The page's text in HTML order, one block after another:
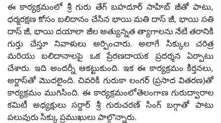
ఈ కార్యక్రమంలో​ శ్రీ గురు తేగ్ బహదూర్ సాహిబ్ జీతో పాటు,
ధర్మరక్షణ కోసం బలిదానం చేసిన భాయి మతి దాస్ జీ, భాయి సతి
దాస్ జీ, భాయి దయాలా జీల అత్యున్నత త్యాగాలను నేటి తరానికి
గుర్తు చేస్తూ నివాళులు అర్పించారు. అలాగే ​సిక్కుల చరిత్ర
మరియు బలిదానాలపై ఒక ప్రేరణదాయక ప్రదర్శన ఏర్పాటు
చేశారు. ఇది అందర్నీ ఆకట్టుకుంది. ఇక ఈ కార్యక్రమం కీర్తనలు,
అర్దాస్‌తో మొదలైంది. చివరికి గురుకా లంగర్ (ప్రసాద వితరణ)తో
కార్యక్రమం ముగిసింది. ఈ కార్యక్రమంలోతెలంగాణ గురుద్వారాల
కమిటీ అధ్యక్షులు సర్దార్ శ్రీ గురుచరణ్ సింగ్ బగ్గాతో పాటు
పలువురు సిక్కు ప్రముఖులు పాల్గొన్నారు.